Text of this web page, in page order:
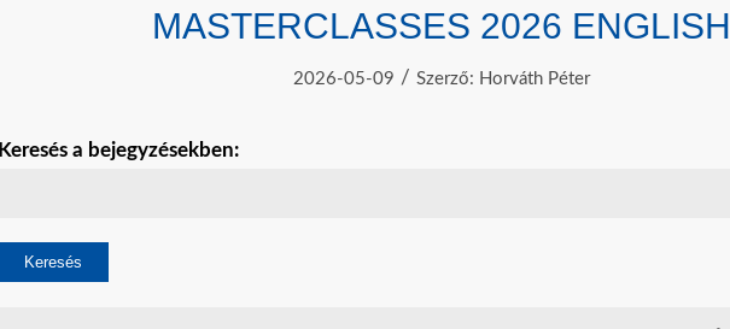
MASTERCLASSES 2026 ENGLISH
2026-05-09 / Szerző: Horváth Péter
Keresés a bejegyzésekben: